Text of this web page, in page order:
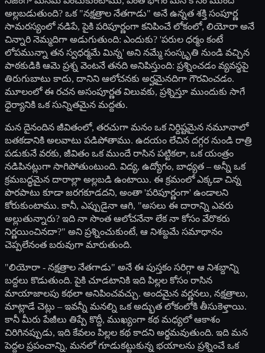
అల్లబడుతుంది? ఒక "నక్షత్రాల నేతగాడు" అనే ఉన్నత శక్తి సంపూర్ణ
సామరస్యంలో నడిపే, పైకి పరిపూర్ణంగా కనిపించే లోకంలో, లియోరా అనే
చిన్నారి నెమ్మదిగా అడుగుతుంది: ఎందుకు? 'పరుల ధర్మం కంటే
లోపమున్నా తన స్వధర్మమే మిన్న' అని నమ్మే సంస్కృతి నుండి వచ్చిన
పాఠకుడికి ఆమె ప్రశ్న వెంటనే తనది అనిపిస్తుంది: ప్రశ్నించడం వ్యవస్థపై
తిరుగుబాటు కాదు, దానిని ఆలోచనకు అర్హమైనదిగా గౌరవించడం.
మూలంలో ఈ రచన అసంపూర్ణత విలువకు, ప్రశ్నిస్తూ ముందుకు సాగే
ధైర్యానికి ఒక సున్నితమైన మద్దతు.
మన దైనందిన జీవితంలో, తరచుగా మనం ఒక నిర్దిష్టమైన నమూనాలో
బతకడానికి అలవాటు పడిపోతాము. ఉదయం లేచిన దగ్గర నుండి రాత్రి
పడుకునే వరకు, జీవితం ఒక ముందే రాసిన పట్టికలా, ఒక యంత్రం
నడిపినట్లుగా సాగిపోతుంటుంది. విద్య, ఉద్యోగం, బాధ్యత – అన్నీ ఒక
క్రమబద్ధమైన దారాల్లా అల్లబడి ఉంటాయి. ఈ క్రమంలో ఎక్కడా చిన్న
పొరపాటు కూడా జరగకూడదని, అంతా 'పరిపూర్ణంగా' ఉండాలని
కోరుకుంటాము. కానీ, ఎప్పుడైనా ఆగి, "అసలు ఈ దారాన్ని ఎవరు
అల్లుతున్నారు? ఇది నా సొంత ఆలోచనేనా లేక నా కోసం వేరొకరు
నిర్ణయించినదా?" అని ప్రశ్నించుకుంటే, ఆ నిశబ్దమే సమాధానం
చెప్పలేనంత బరువుగా మారుతుంది.
"లియోరా - నక్షత్రాల నేతగాడు" అనే ఈ పుస్తకం సరిగ్గా ఆ నిశబ్దాన్ని
బద్దలు కొడుతుంది. పైకి చూడటానికి ఇది పిల్లల కోసం రాసిన
మాయాజాలపు కథలా అనిపించవచ్చు. అందమైన వర్ణనలు, నక్షత్రాలు,
మాట్లాడే చెట్లు – ఇవన్నీ మనల్ని ఒక అద్భుత లోకంలోకి తీసుకెళ్తాయి.
కానీ మీరు పేజీలు తిప్పే కొద్దీ, ముఖ్యంగా కథ మధ్యలో ఆకాశం
చిరిగినప్పుడు, ఇది కేవలం పిల్లల కథ కాదని అర్థమవుతుంది. ఇది మన
పెద్దల ప్రపంచాన్ని, మనలో గూడుకట్టుకున్న భయాలను ప్రశ్నించే ఒక